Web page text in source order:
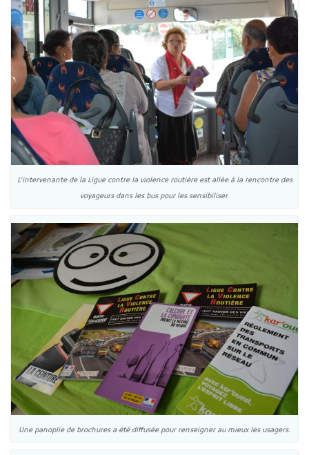
L’intervenante de la Ligue contre la violence routière est allée à la rencontre des
voyageurs dans les bus pour les sensibiliser.
Une panoplie de brochures a été diffusée pour renseigner au mieux les usagers.